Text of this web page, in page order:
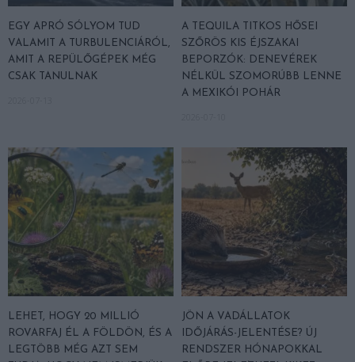
EGY APRÓ SÓLYOM TUD
VALAMIT A TURBULENCIÁRÓL,
AMIT A REPÜLŐGÉPEK MÉG
CSAK TANULNAK
A TEQUILA TITKOS HŐSEI
SZŐRÖS KIS ÉJSZAKAI
BEPORZÓK: DENEVÉREK
NÉLKÜL SZOMORÚBB LENNE
A MEXIKÓI POHÁR
LEHET, HOGY 20 MILLIÓ
ROVARFAJ ÉL A FÖLDÖN, ÉS A
LEGTÖBB MÉG AZT SEM
JÖN A VADÁLLATOK
IDŐJÁRÁS-JELENTÉSE? ÚJ
RENDSZER HÓNAPOKKAL